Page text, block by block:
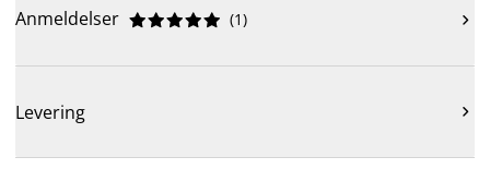
Anmeldelser 




 (1) 
Levering 